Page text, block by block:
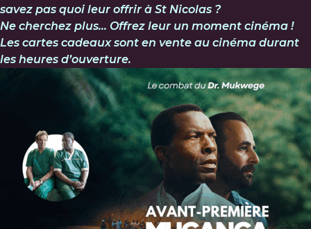
savez pas quoi leur offrir à St Nicolas ?
Ne cherchez plus… Offrez leur un moment cinéma !
Les cartes cadeaux sont en vente au cinéma durant
les heures d’ouverture.